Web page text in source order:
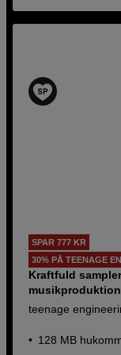
SPAR 777 KR
30% PÅ TEENAGE
Kraftfuld
musikproduktion
teenage
128 MB